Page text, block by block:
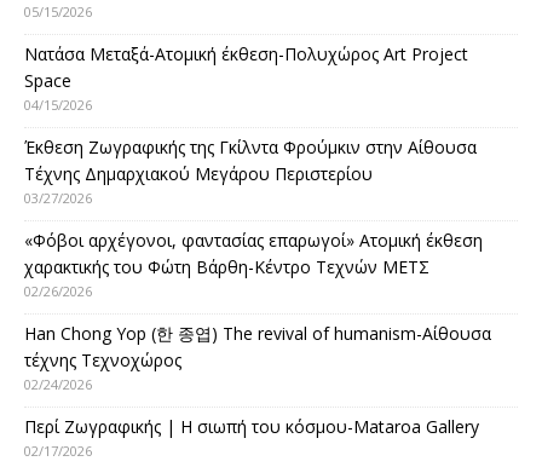
05/15/2026
Νατάσα Μεταξά-Ατομική έκθεση-Πολυχώρος Art Project
Space
04/15/2026
Έκθεση Ζωγραφικής της Γκίλντα Φρούμκιν στην Αίθουσα
Τέχνης Δημαρχιακού Μεγάρου Περιστερίου
03/27/2026
«Φόβοι αρχέγονοι, φαντασίας επαρωγοί» Ατομική έκθεση
χαρακτικής του Φώτη Βάρθη-Κέντρο Τεχνών ΜΕΤΣ
02/26/2026
Han Chong Yop (한 종엽) The revival of humanism-Αίθουσα
τέχνης Τεχνοχώρος
02/24/2026
Περί Ζωγραφικής | Η σιωπή του κόσμου-Mataroa Gallery
02/17/2026